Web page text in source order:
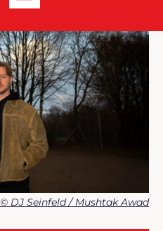
© DJ Seinfeld / Mushtak Awad